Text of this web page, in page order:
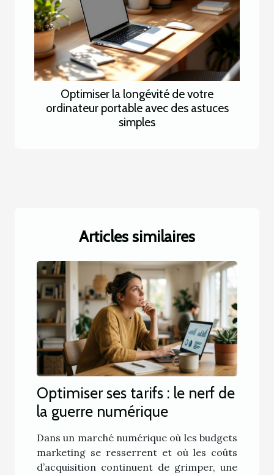
Optimiser la longévité de votre
ordinateur portable avec des astuces
simples
Articles similaires
Optimiser ses tarifs : le nerf de
la guerre numérique
Dans un marché numérique où les budgets
marketing se resserrent et où les coûts
d’acquisition continuent de grimper, une